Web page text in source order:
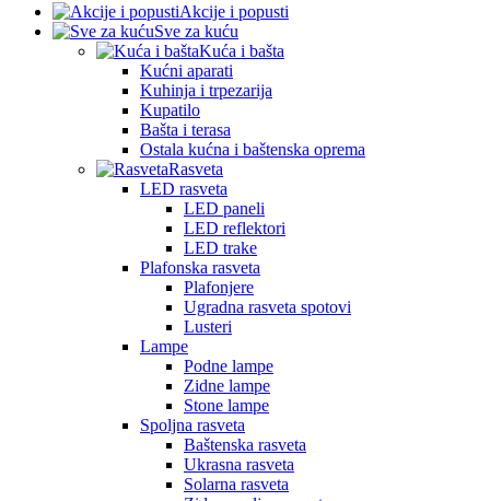
Akcije i popusti
Sve za kuću
Kuća i bašta
Kućni aparati
Kuhinja i trpezarija
Kupatilo
Bašta i terasa
Ostala kućna i baštenska oprema
Rasveta
LED rasveta
LED paneli
LED reflektori
LED trake
Plafonska rasveta
Plafonjere
Ugradna rasveta spotovi
Lusteri
Lampe
Podne lampe
Zidne lampe
Stone lampe
Spoljna rasveta
Baštenska rasveta
Ukrasna rasveta
Solarna rasveta